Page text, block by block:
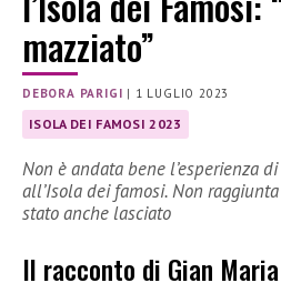
mazziato”
DEBORA PARIGI | 1 LUGLIO 2023
ISOLA DEI FAMOSI 2023
Non è andata bene l’esperienza
all’Isola dei famosi. Non
stato anche lasciato
Il racconto di Gian